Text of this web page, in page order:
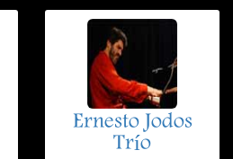
Ernesto Jodos
Trío